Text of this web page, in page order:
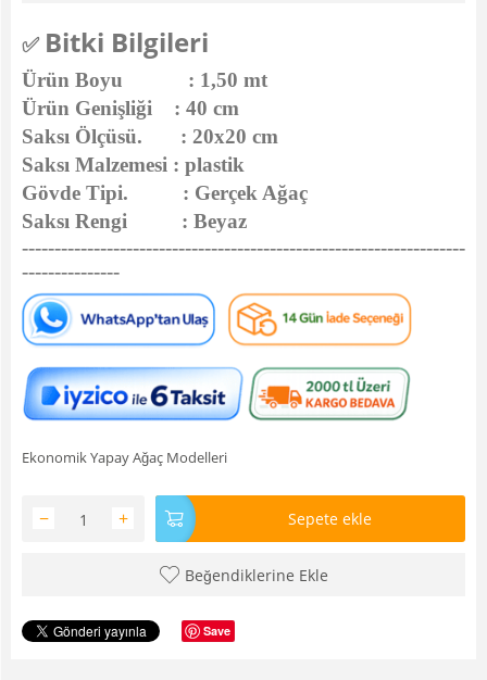
✅ Bitki Bilgileri
Ürün Boyu : 1,50 mt
Ürün Genişliği : 40 cm
Saksı Ölçüsü. : 20x20 cm
Saksı Malzemesi : plastik
Gövde Tipi. : Gerçek Ağaç
Saksı Rengi : Beyaz
--------------------------------------------------------------------
---------------
Ekonomik Yapay Ağaç Modelleri
+
− Sepete ekle
Beğendiklerine Ekle
Save